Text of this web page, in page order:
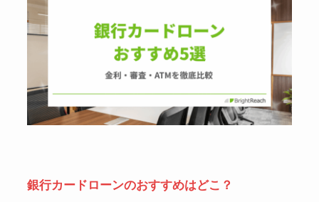
銀行カードローンのおすすめはどこ？